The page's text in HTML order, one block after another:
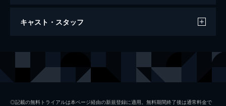
真・雀鬼16/プロ雀士哀歌！ 漢（おとこ）
訪ねてきた。再会を喜ぶふたりだが、今は百
る。百武組二代目の悪評は桜井の耳にも届い
キャスト・スタッフ
◎記載の無料トライアルは本ページ経由の新規登録に適用。無料期間終了後は通常料金で